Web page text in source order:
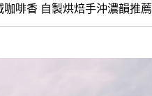
咖啡香 自製烘焙手沖濃韻推薦